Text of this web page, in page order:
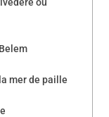
mer de paille